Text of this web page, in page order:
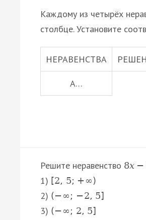
Каждому из четырёх
столбце. Установите
НЕРАВЕНСТВА
А…
Решите неравенство 8x −
1) [2, 5; +∞)
2) (−∞; −2, 5]
3) (−∞; 2, 5]